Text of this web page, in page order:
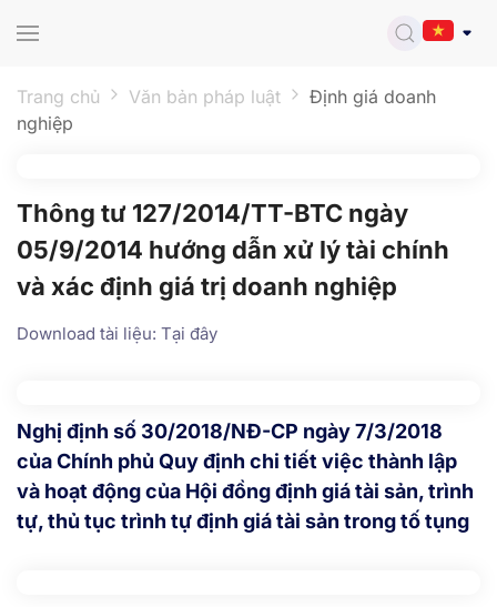
Trang chủ Văn bản pháp luật
Định giá doanh
nghiệp
Thông tư 127/2014/TT-BTC ngày
05/9/2014 hướng dẫn xử lý tài chính
và xác định giá trị doanh nghiệp
Download tài liệu: Tại đây
Nghị định số 30/2018/NĐ-CP ngày 7/3/2018
của Chính phủ Quy định chi tiết việc thành lập
và hoạt động của Hội đồng định giá tài sản, trình
tự, thủ tục trình tự định giá tài sản trong tố tụng